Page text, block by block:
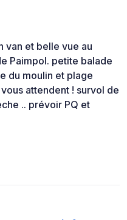
van et belle vue au
Paimpol. petite balade
du moulin et plage
attendent ! survol de
.. prévoir PQ et